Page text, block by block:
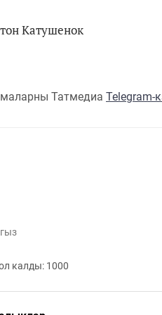
Катушенок
Татмедиа Telegram-
калды: 1000